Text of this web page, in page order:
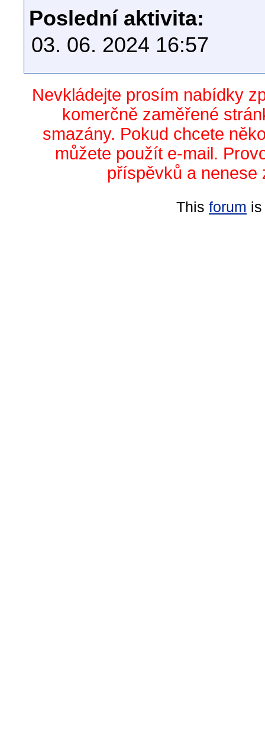
Poslední aktivita:
03. 06. 2024 16:57
Nevkládejte prosím nabídky
komerčně zaměřené
smazány. Pokud chcete
můžete použít e-mail.
příspěvků a nenese
This forum